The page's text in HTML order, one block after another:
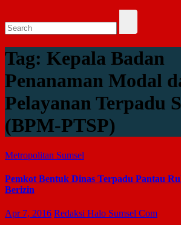
Tag: Kepala Badan
Penanaman Modal
Pelayanan Terpadu
(BPM-PTSP)
Metropolitan Sumsel
Pemkot Bentuk Dinas Terpadu Pantau
Berizin
Apr 7, 2016 Redaksi Halo Sumsel Com